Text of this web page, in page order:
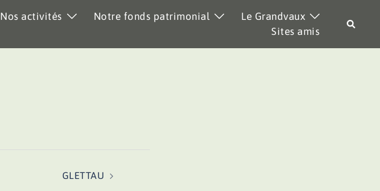
Nos activités Notre fonds patrimonial
Le Grandvaux
Sites amis
GLETTAU